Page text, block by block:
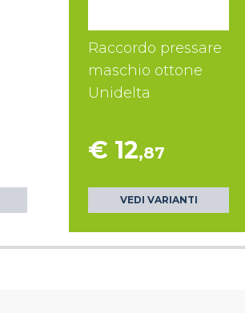
Raccordo pressare
maschio ottone
Unidelta
€ 12,87
VEDI VARIANTI